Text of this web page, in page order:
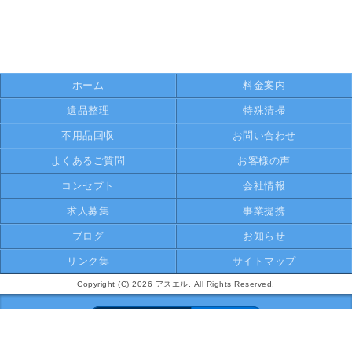
ホーム 料金案内
遺品整理 特殊清掃
不用品回収 お問い合わせ
よくあるご質問 お客様の声
コンセプト 会社情報
求人募集 事業提携
ブログ お知らせ
リンク集 サイトマップ
Copyright (C) 2026 アスエル. All Rights Reserved.